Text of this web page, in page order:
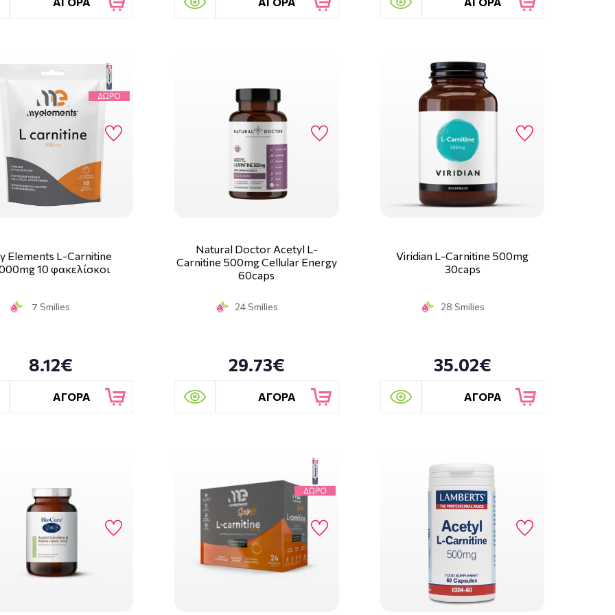
Elements L-Carnitine
10 φακελίσκοι
7 Smilies
8.12€
ΑΓΟΡΑ
Natural Doctor Acetyl L-
Carnitine 500mg Cellular Energy
60caps
24 Smilies
29.73€
ΑΓΟΡΑ
Viridian L-Carnitine 500mg
30caps
28 Smilies
35.02€
ΑΓΟΡΑ